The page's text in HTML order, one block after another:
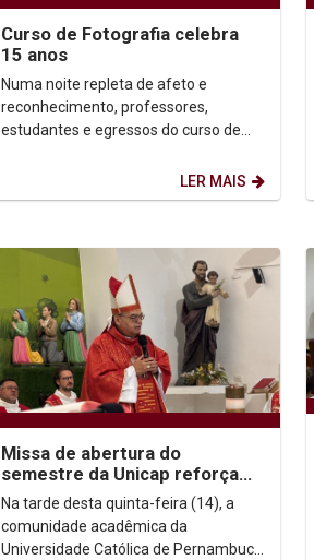
Curso de Fotografia celebra
15 anos
Numa noite repleta de afeto e
reconhecimento, professores,
estudantes e egressos do curso de
de Pernambuco (Unicap)...LER MAIS
Missa de abertura do
semestre da Unicap reforça
papel da universidade e
importância do perdão
Na tarde desta quinta-feira (14), a
comunidade acadêmica da
Universidade Católica de Pernambuco